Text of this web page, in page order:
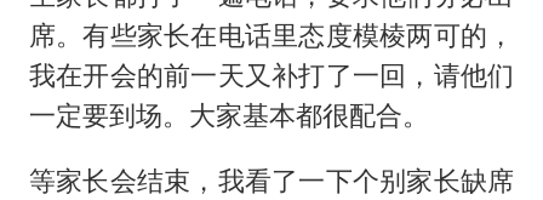
席。有些家长在电话里态度模棱两可的，
我在开会的前一天又补打了一回，请他们
一定要到场。大家基本都很配合。
等家长会结束，我看了一下个别家长缺席